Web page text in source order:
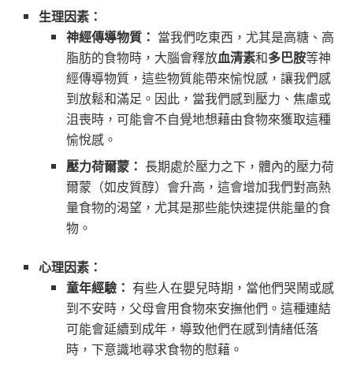
生理因素：
神經傳導物質： 當我們吃東西，尤其是高糖、高
脂肪的食物時，大腦會釋放血清素和多巴胺等神
經傳導物質，這些物質能帶來愉悅感，讓我們感
到放鬆和滿足。因此，當我們感到壓力、焦慮或
沮喪時，可能會不自覺地想藉由食物來獲取這種
愉悅感。
壓力荷爾蒙： 長期處於壓力之下，體內的壓力荷
爾蒙（如皮質醇）會升高，這會增加我們對高熱
量食物的渴望，尤其是那些能快速提供能量的食
物。
心理因素：
童年經驗： 有些人在嬰兒時期，當他們哭鬧或感
到不安時，父母會用食物來安撫他們。這種連結
可能會延續到成年，導致他們在感到情緒低落
時，下意識地尋求食物的慰藉。